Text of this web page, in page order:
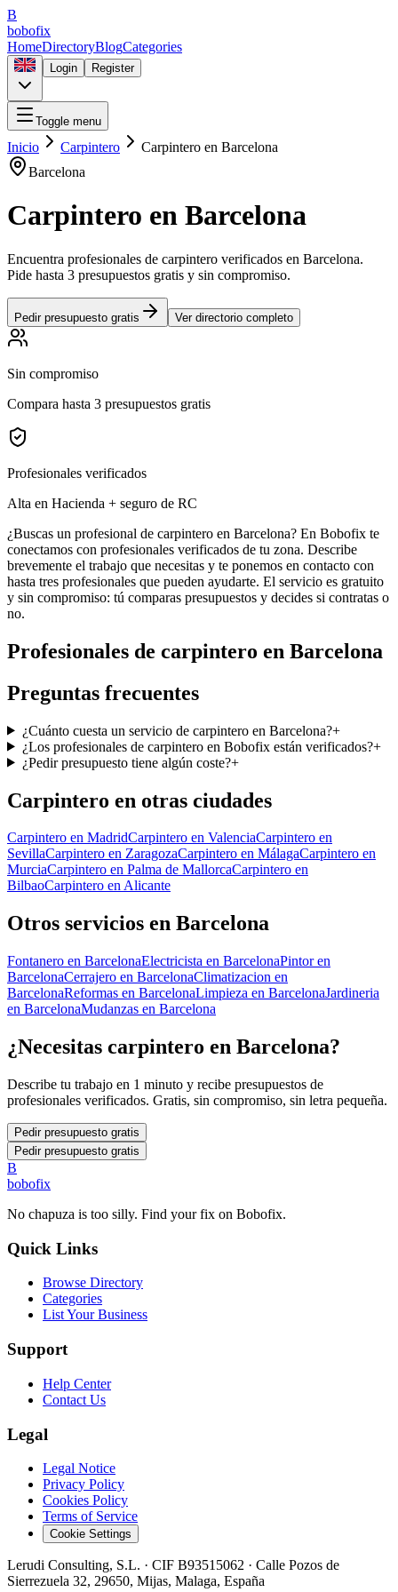
B
bobofix
HomeDirectoryBlogCategories
Login Register
Toggle menu
Inicio Carpintero Carpintero en Barcelona
Barcelona
Carpintero en Barcelona
Encuentra profesionales de carpintero verificados en Barcelona.
Pide hasta 3 presupuestos gratis y sin compromiso.
Pedir presupuesto gratis Ver directorio completo
Sin compromiso
Compara hasta 3 presupuestos gratis
Profesionales verificados
Alta en Hacienda + seguro de RC
¿Buscas un profesional de carpintero en Barcelona? En Bobofix te
conectamos con profesionales verificados de tu zona. Describe
brevemente el trabajo que necesitas y te ponemos en contacto con
hasta tres profesionales que pueden ayudarte. El servicio es gratuito
y sin compromiso: tú comparas presupuestos y decides si contratas o
no.
Profesionales de carpintero en Barcelona
Preguntas frecuentes
¿Cuánto cuesta un servicio de carpintero en Barcelona?+
¿Los profesionales de carpintero en Bobofix están verificados?+
¿Pedir presupuesto tiene algún coste?+
Carpintero en otras ciudades
Carpintero en MadridCarpintero en ValenciaCarpintero en
SevillaCarpintero en ZaragozaCarpintero en MálagaCarpintero en
MurciaCarpintero en Palma de MallorcaCarpintero en
BilbaoCarpintero enAlicante
Otros servicios en Barcelona
Fontanero en BarcelonaElectricista en BarcelonaPintoren
BarcelonaCerrajero en BarcelonaClimatizacion en
BarcelonaReformas en BarcelonaLimpieza en BarcelonaJardineria
en BarcelonaMudanzas en Barcelona
¿Necesitas carpintero en Barcelona?
Describe tu trabajo en 1 minuto y recibe presupuestos de
profesionales verificados. Gratis, sin compromiso, sin letra pequeña.
Pedir presupuesto gratis
Pedir presupuesto gratis
B
bobofix
No chapuza is too silly. Find your fix on Bobofix.
Quick Links
Browse Directory
Categories
List Your Business
Support
Help Center
Contact Us
Legal
Legal Notice
Privacy Policy
Cookies Policy
Terms of Service
Cookie Settings
Lerudi Consulting, S.L. · CIF B93515062 · Calle Pozos de
Sierrezuela 32, 29650, Mijas, Malaga, España